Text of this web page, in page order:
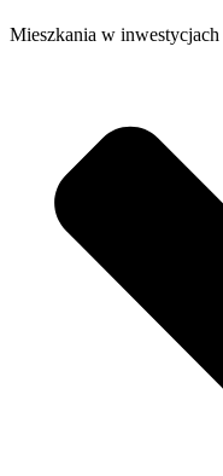
Mieszkania w inwestycjach